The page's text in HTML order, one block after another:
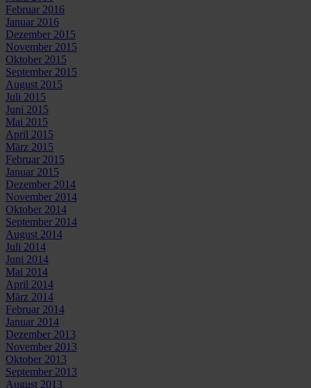
Februar 2016
Januar 2016
Dezember 2015
November 2015
Oktober 2015
September 2015
August 2015
Juli 2015
Juni 2015
Mai 2015
April 2015
März 2015
Februar 2015
Januar 2015
Dezember 2014
November 2014
Oktober 2014
September 2014
August 2014
Juli 2014
Juni 2014
Mai 2014
April 2014
März 2014
Februar 2014
Januar 2014
Dezember 2013
November 2013
Oktober 2013
September 2013
August 2013